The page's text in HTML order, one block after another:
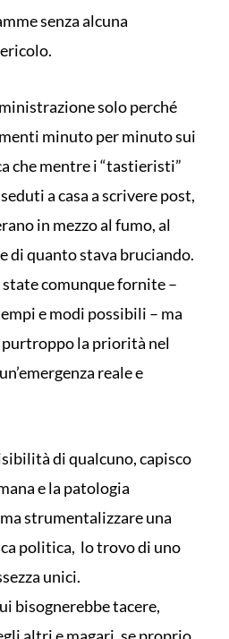
senza alcuna
solo perché
minuto per minuto sui
che mentre i “tastieristi”
a casa a scrivere post,
in mezzo al fumo, al
di quanto stava bruciando.
comunque fornite –
e modi possibili – ma
la priorità nel
reale e
di qualcuno, capisco
e la patologia
strumentalizzare una
politica, lo trovo di uno
unici.
bisognerebbe tacere,